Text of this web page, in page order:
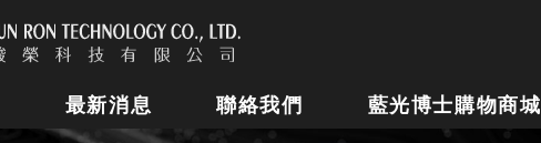
最新消息 聯絡我們 藍光博士購物商城